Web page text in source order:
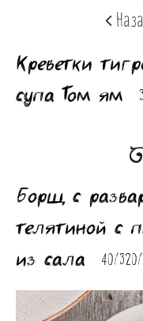
Наши заведения
Вакансии
Кэшбек
Оптовикам
Креветки
супа Том ям
Борщ с
телятиной с
из сала
40/